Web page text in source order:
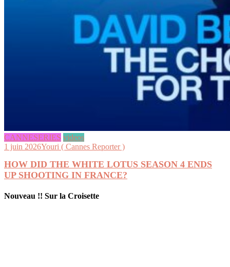
CANNESERIES videos
1 juin 2026Youri ( Cannes Reporter )
HOW DID THE WHITE LOTUS SEASON 4 ENDS
UP SHOOTING IN FRANCE?
Nouveau !! Sur la Croisette